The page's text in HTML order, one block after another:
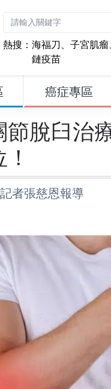
熱搜： 海福刀 、 子宮肌瘤
鏈疫苗
癌症專區
節脫臼
者張慈恩報導